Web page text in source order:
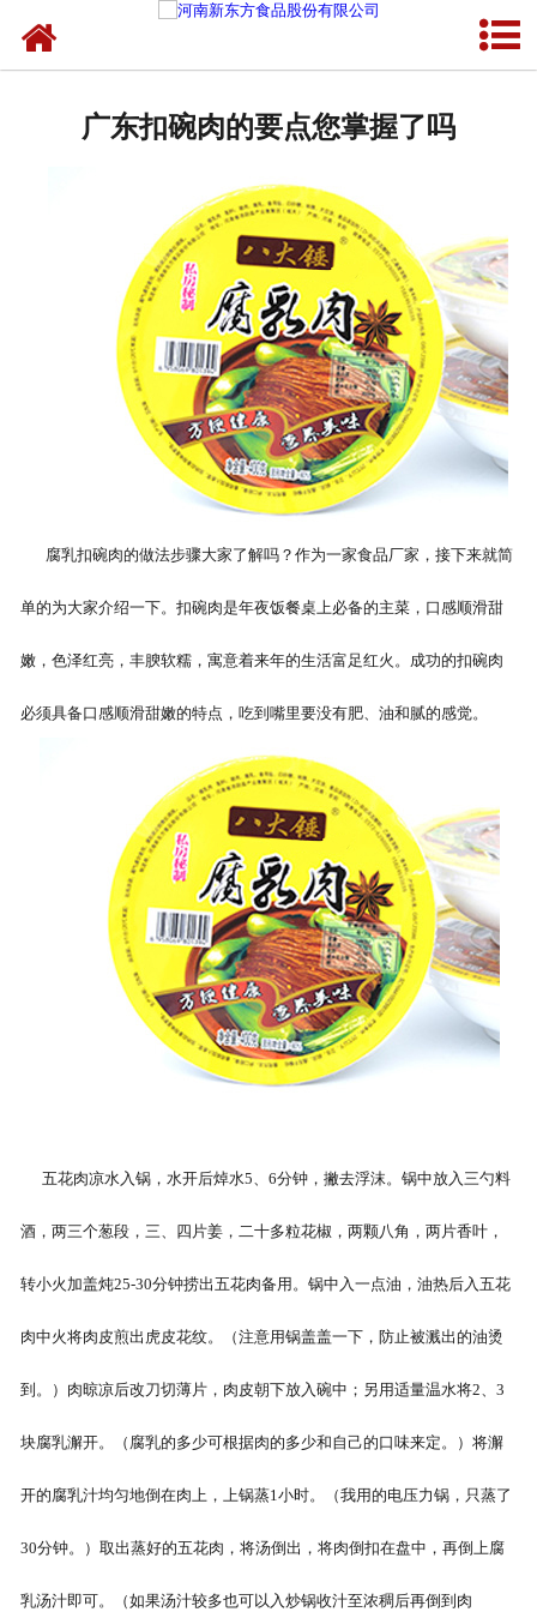
新闻资讯
关于新东方
加入新东方
联系我们
广东扣碗肉的要点您掌握了吗
腐乳扣碗肉的做法步骤大家了解吗？作为一家食品厂家，接下来就简
单的为大家介绍一下。扣碗肉是年夜饭餐桌上必备的主菜，口感顺滑甜
嫩，色泽红亮，丰腴软糯，寓意着来年的生活富足红火。成功的扣碗肉
必须具备口感顺滑甜嫩的特点，吃到嘴里要没有肥、油和腻的感觉。
五花肉凉水入锅，水开后焯水5、6分钟，撇去浮沫。锅中放入三勺料
酒，两三个葱段，三、四片姜，二十多粒花椒，两颗八角，两片香叶，
转小火加盖炖25-30分钟捞出五花肉备用。锅中入一点油，油热后入五花
肉中火将肉皮煎出虎皮花纹。（注意用锅盖盖一下，防止被溅出的油烫
到。）肉晾凉后改刀切薄片，肉皮朝下放入碗中；另用适量温水将2、3
块腐乳澥开。（腐乳的多少可根据肉的多少和自己的口味来定。）将澥
开的腐乳汁均匀地倒在肉上，上锅蒸1小时。（我用的电压力锅，只蒸了
30分钟。）取出蒸好的五花肉，将汤倒出，将肉倒扣在盘中，再倒上腐
乳汤汁即可。（如果汤汁较多也可以入炒锅收汁至浓稠后再倒到肉